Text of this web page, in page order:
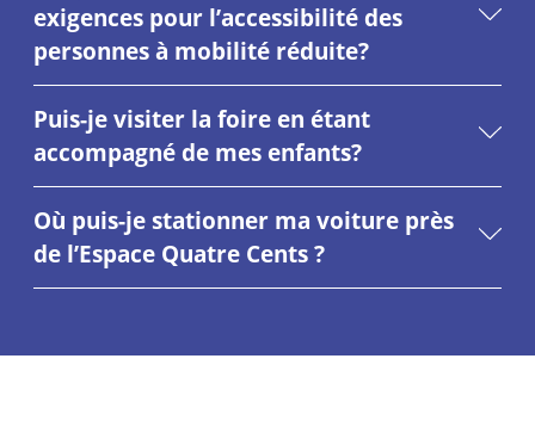
exigences pour l’accessibilité des
personnes à mobilité réduite?
Puis-je visiter la foire en étant
accompagné de mes enfants?
Où puis-je stationner ma voiture près
de l’Espace Quatre Cents ?